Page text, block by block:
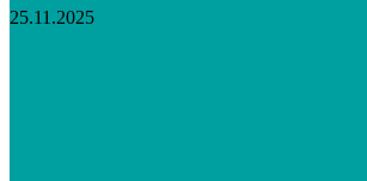
25.11.2025